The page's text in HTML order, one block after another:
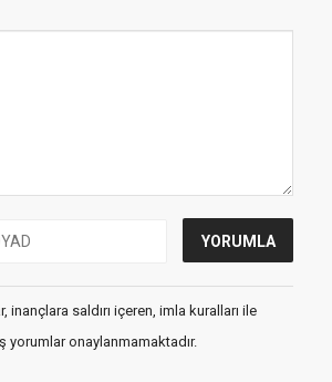
saldırı içeren, imla kuralları ile
yorumlar onaylanmamaktadır.